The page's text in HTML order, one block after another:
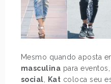
Mesmo quando aposta
masculina para
social
Kat coloca seu